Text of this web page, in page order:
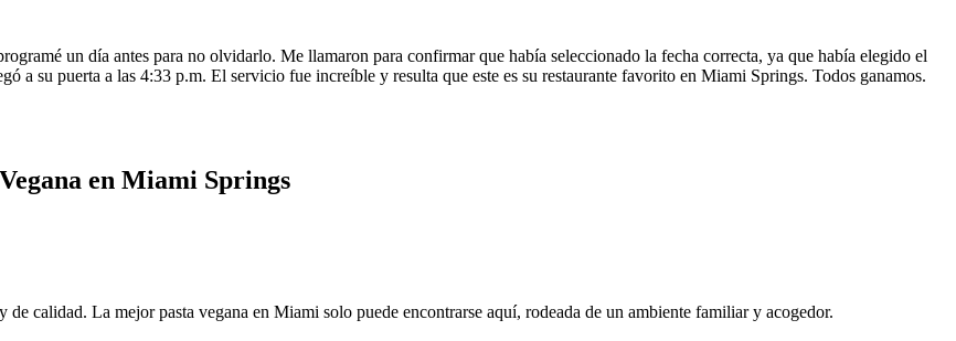
un día antes para no olvidarlo. Me llamaron para confirmar que había seleccionado la fecha correcta, ya que había elegido el
a su puerta a las 4:33 p.m. El servicio fue increíble y resulta que este es su restaurante favorito en Miami Springs. Todos ganamos.
en Miami Springs
calidad. La mejor pasta vegana en Miami solo puede encontrarse aquí, rodeada de un ambiente familiar y acogedor.